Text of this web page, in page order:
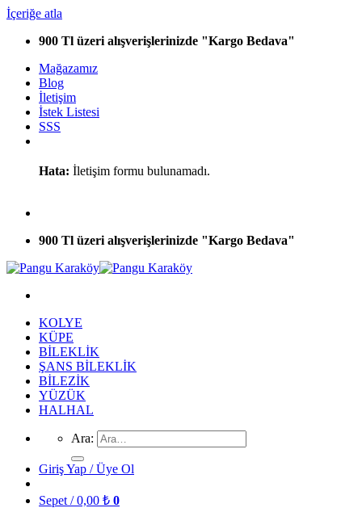
İçeriğe atla
900 Tl üzeri alışverişlerinizde "Kargo Bedava"
Mağazamız
Blog
İletişim
İstek Listesi
SSS
Hata: İletişim formu bulunamadı.
900 Tl üzeri alışverişlerinizde "Kargo Bedava"
KOLYE
KÜPE
BİLEKLİK
ŞANS BİLEKLİK
BİLEZİK
YÜZÜK
HALHAL
Ara:
Giriş Yap / Üye Ol
Sepet /0,00 ₺ 0